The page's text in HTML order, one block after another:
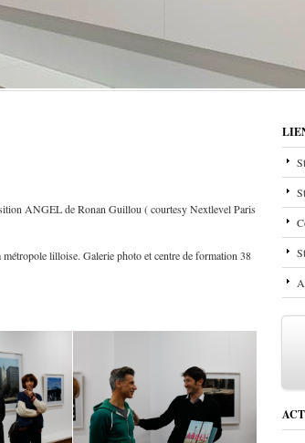
ANGEL de Ronan Guillou ( courtesy Nextlevel Paris
lilloise. Galerie photo et centre de formation 38